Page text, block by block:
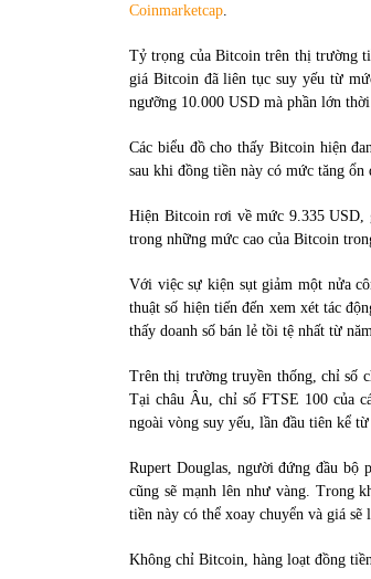
Coinmarketcap
Tỷ trọng của Bitcoin trên thị trường
giá Bitcoin đã liên tục suy yếu từ
ngưỡng 10.000 USD mà phần lớn
Các biểu đồ cho thấy Bitcoin hiện
sau khi đồng tiền này có mức tăng ổn
Hiện Bitcoin rơi về mức 9.335 USD,
trong những mức cao của Bitcoin
Với việc sự kiện sụt giảm một nửa
thuật số hiện tiến đến xem xét tác
thấy doanh số bán lẻ tồi tệ nhất từ
Trên thị trường truyền thống, chỉ số
Tại châu Âu, chỉ số FTSE 100 của
ngoài vòng suy yếu, lần đầu tiên kể
Rupert Douglas, người đứng đầu bộ
cũng sẽ mạnh lên như vàng. Trong
tiền này có thể xoay chuyển và giá sẽ
Không chỉ Bitcoin, hàng loạt đồng